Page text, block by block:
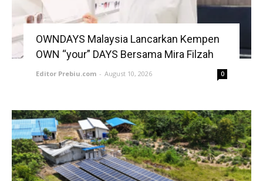
OWNDAYS Malaysia Lancarkan Kempen
OWN “your” DAYS Bersama Mira Filzah
Editor Prebiu.com - August 10, 2026 0